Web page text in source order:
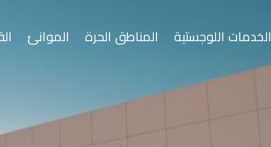
الموانئ
موانئ
المناطق الحرة الخدمات اللوجستية